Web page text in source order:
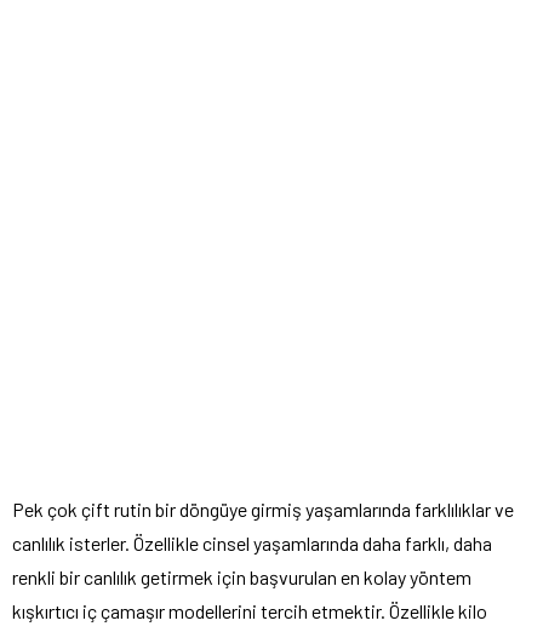
Pek çok çift rutin bir döngüye girmiş yaşamlarında farklılıklar ve
canlılık isterler. Özellikle cinsel yaşamlarında daha farklı, daha
renkli bir canlılık getirmek için başvurulan en kolay yöntem
kışkırtıcı iç çamaşır modellerini tercih etmektir. Özellikle kilo